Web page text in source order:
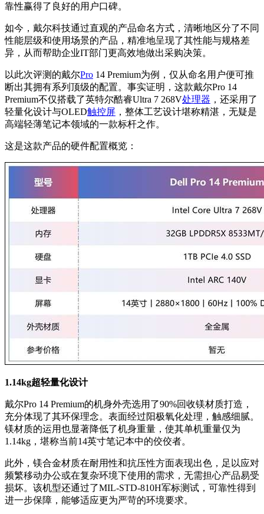
靠性赢得了良好的用户口碑。
如今，戴尔科技通过直观的产品命名方式，清晰地区分了不同
性能层级和使用场景的产品，精准地呈现了其性能与规格差
异，从而帮助企业IT部门更高效地做出采购决策。
以此次评测的戴尔Pro 14 Premium为例，仅从命名用户便可推
断出其拥有系列顶级的配置。事实证明，这款戴尔Pro 14
Premium不仅搭载了英特尔酷睿Ultra 7 268V处理器 ，还采用了
轻量化设计与OLED触控屏 ，整体工艺设计堪称精湛，无疑是
高端轻薄笔记本领域的一款标杆之作。
这是这款产品的硬件配置概览：
1.14kg超轻量化设计
戴尔Pro 14 Premium的机身外壳选用了90%回收镁材质打造，
充分体现了其环保理念。表面经过阳极氧化处理，触感细腻。
镁材质的运用也显著降低了机身重量，使其单机重量仅为
1.14kg，堪称当前14英寸笔记本中的佼佼者。
此外，镁合金材质在耐用性和抗压性方面表现出色，足以应对
频繁移动办公或在复杂环境下使用的需求，无需担心产品易受
损坏。该机型还通过了MIL-STD-810H军标测试，可靠性得到
进一步保障，能够适应更为严苛的环境要求。